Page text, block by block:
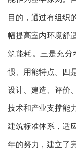
目的，通过有组织
幅提高室内环境舒
筑能耗。三是充分
惯、用能特点。四
设计、建造、评价
技术和产业支撑能
建筑标准体系，适
年的努力，建立了